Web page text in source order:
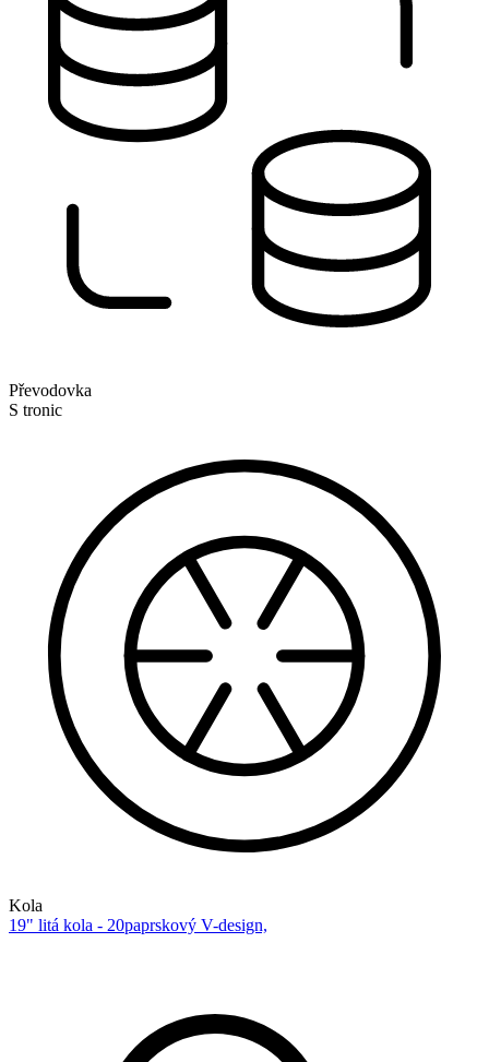
Převodovka
S tronic
Kola
19" litá kola - 20paprskový V-design,